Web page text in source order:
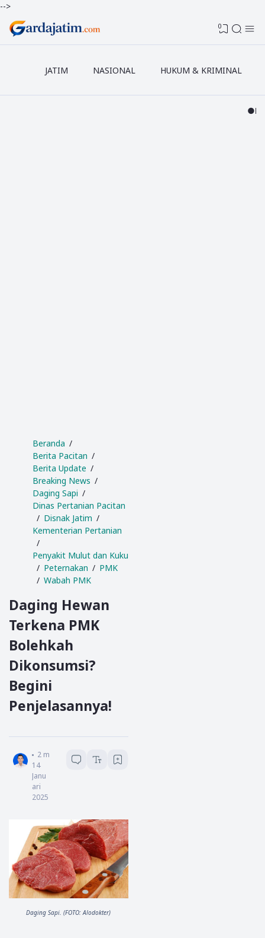
-->
0
JATIM NASIONAL HUKUM & KRIMINAL
●PASANG
Beranda
Berita Pacitan
Berita Update
Breaking News
Daging Sapi
Dinas Pertanian Pacitan
Disnak Jatim
Kementerian Pertanian
Penyakit Mulut dan Kuku (PMK)
Peternakan
PMK
Wabah PMK
Daging Hewan
Terkena PMK
Bolehkah
Dikonsumsi?
Begini
Penjelasannya!
Eko Purnomo
2menit baca
14
Janu
ari
2025
Daging Sapi. (FOTO: Alodokter)